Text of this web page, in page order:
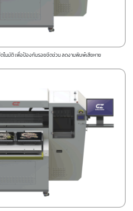
โนมัติ เพื่อป้องกันรอยขีดข่วน ลดงานพิมพ์เสียหาย